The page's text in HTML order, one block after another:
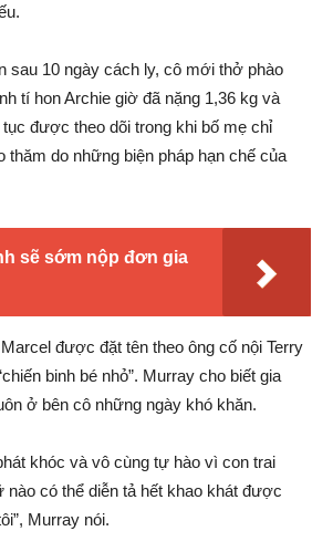
sau 10 ngày cách ly, cô mới thở phào
tí hon Archie giờ đã nặng 1,36 kg và
được theo dõi trong khi bố mẹ chỉ
thăm do những biện pháp hạn chế của
sẽ sớm nộp đơn gia
được đặt tên theo ông cố nội Terry
binh bé nhỏ”. Murray cho biết gia
ở bên cô những ngày khó khăn.
khóc và vô cùng tự hào vì con trai
nào có thể diễn tả hết khao khát được
Murray nói.